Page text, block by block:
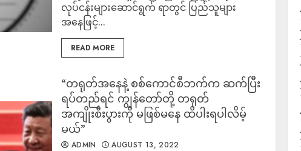
လုပ်ငန်းများဆောင်ရွက် ရာတွင် ပြည်သူများ
အနေဖြင့်...
READ MORE
“တရုတ်အနေနဲ့ စစ်ကောင်စီဘက်က ဆက်ပြီး
ရပ်တည်ရင် ကျွန်တော်တို့ တရုတ်
အကျိုးစီးပွားကို မဖြစ်မနေ ထိပါးရပါလိမ့်
မယ်”
ADMIN AUGUST 13, 2022